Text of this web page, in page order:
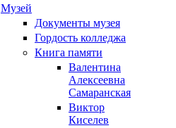
Музей
Документы музея
Гордость колледжа
Книга памяти
Валентина
Алексеевна
Самаранская
Виктор
Киселев